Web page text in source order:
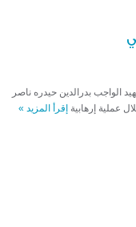
الواجب بدرالدين حيدره ناصر
عملية إرهابية إقرأ المزيد »